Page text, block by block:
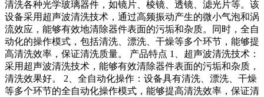
清洗各种光学玻璃器件，如镜片、棱镜、透镜、滤光片等。该
设备采用超声波清洗技术，通过高频振动产生的微小气泡和涡
流效应，能够有效地清除器件表面的污垢和杂质。同时，全自
动化的操作模式，包括清洗、漂洗、干燥等多个环节，能够提
高清洗效率，保证清洗质量。 产品特点 1、超声波清洗技术：
采用超声波清洗技术，能够有效清除器件表面的污垢和杂质，
清洗效果好。 2、全自动化操作：设备具有清洗、漂洗、干燥
等多个环节的全自动化操作模式，能够提高清洗效率，保证清